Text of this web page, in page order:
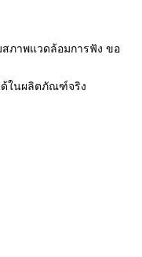
ภาพแวดล้อมการฟัง ขอ
ด้ในผลิตภัณฑ์จริง